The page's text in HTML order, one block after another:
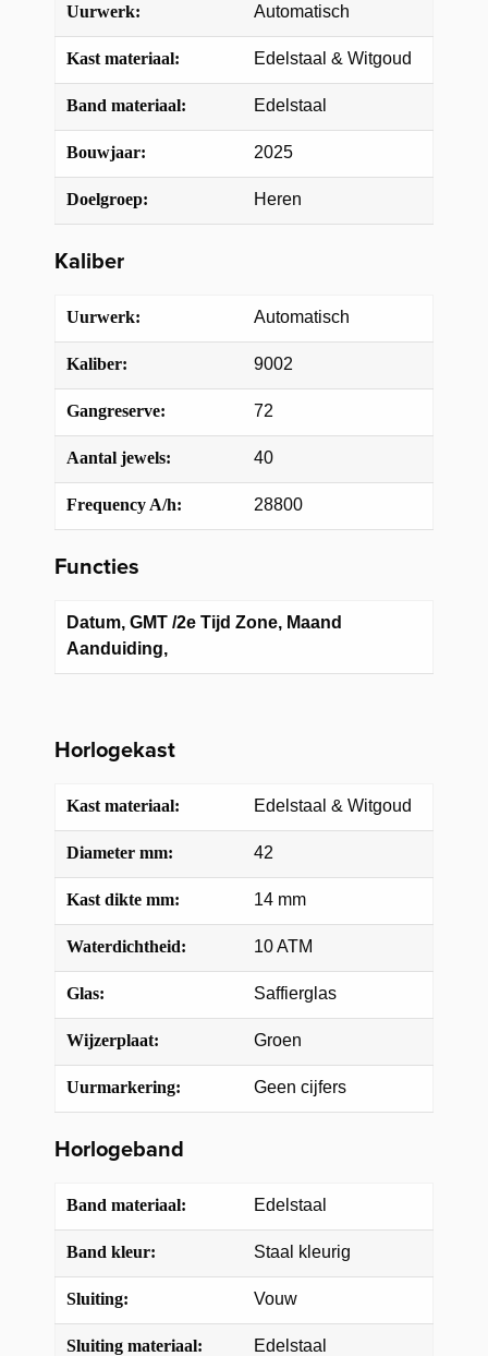
Uurwerk: Automatisch
Kast materiaal: Edelstaal & Witgoud
Band materiaal: Edelstaal
Bouwjaar: 2025
Doelgroep: Heren
Kaliber
Uurwerk: Automatisch
Kaliber: 9002
Gangreserve: 72
Aantal jewels: 40
Frequency A/h: 28800
Functies
Datum, GMT /2e Tijd Zone, Maand
Aanduiding,
Horlogekast
Kast materiaal: Edelstaal & Witgoud
Diameter mm: 42
Kast dikte mm: 14 mm
Waterdichtheid: 10 ATM
Glas: Saffierglas
Wijzerplaat: Groen
Uurmarkering: Geen cijfers
Horlogeband
Band materiaal: Edelstaal
Band kleur: Staal kleurig
Sluiting: Vouw
Sluiting materiaal: Edelstaal